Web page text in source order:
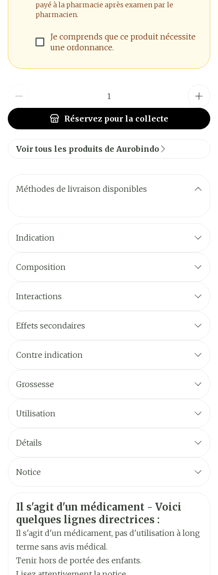
payé à la pharmacie après examen par le
pharmacien.
Je comprends que ce produit nécessite
une ordonnance.
Réservez pour la collecte
Voir tous les produits de Aurobindo
Méthodes de livraison disponibles
Indication
Composition
Interactions
Effets secondaires
ÉVENTUELS ?
Contre indication
Grossesse
Utilisation
Détails
Marques Aurobindo
Largeur 65 mm
Longueur 90 mm
Notice
Néerlandais
Informations sur la sécurité
Il s'agit d'un médicament - Voici
quelques lignes directrices :
Il s'agit d'un médicament, pas d'utilisation à long
terme sans avis médical.
Tenir hors de portée des enfants.